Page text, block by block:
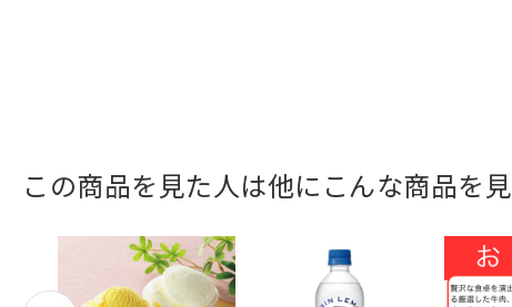
この商品を見た人は他にこんな商品を見